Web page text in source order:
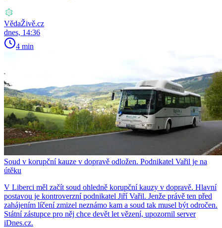
VědaŽivě.cz
dnes, 14:36
4 min
Soud v korupční kauze v dopravě odložen. Podnikatel Vařil je na
útěku
V Liberci měl začít soud ohledně korupční kauzy v dopravě. Hlavní
postavou je kontroverzní podnikatel Jiří Vařil. Jenže právě ten před
zahájením líčení zmizel neznámo kam a soud tak musel být odročen.
Státní zástupce pro něj chce devět let vězení, upozornil server
iDnes.cz.